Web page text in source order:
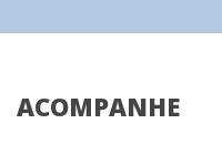
ACOMPANHE